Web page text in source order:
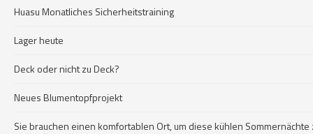
Huasu Monatliches Sicherheitstraining
Lager heute
Deck oder nicht zu Deck?
Neues Blumentopfprojekt
Sie brauchen einen komfortablen Ort, um diese kühlen Sommernächte